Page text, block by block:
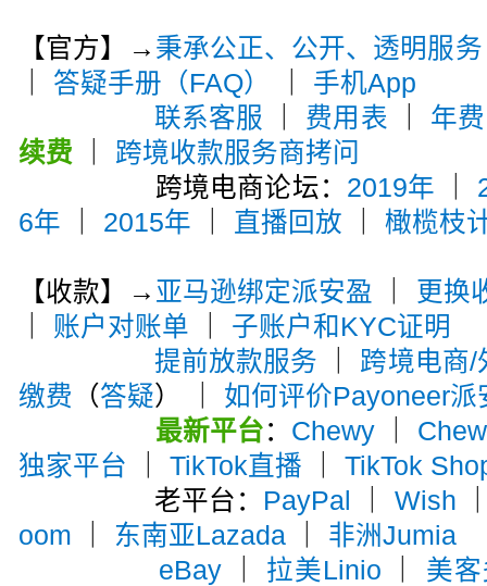
【官方】→ 秉承公正、公开、透明服务
答疑手册（FAQ）
手机App
联系客服
费用表 年费
续费
跨境收款服务商拷问
跨境电商论坛： 2019年
6年
2015年 直播回放 ｜橄榄枝
【收款】→ 亚马逊绑定派安盈
更换
账户对账单
子账户和KYC证明
提前放款服务
跨境电商/
缴费 （答疑） ｜ 如何评价Payoneer派
最新平台： Chewy｜
独家平台 ｜TikTok直播 ｜TikTok
老平台： PayPal Wish
oom
东南亚Lazada
非洲Jumia
eBay｜ 拉美Linio
美